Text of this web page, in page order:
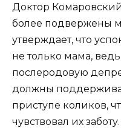
Доктор
более подвержены
утверждает, что
не только мама,
послеродовую
должны
приступе коликов,
чувствовал их